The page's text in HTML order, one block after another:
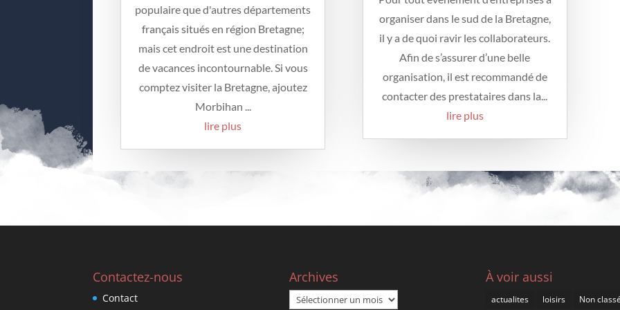
populaire que d'autres départements
français situés en région Bretagne;
mais cet endroit est une destination
de vacances incontournable. Si vous
comptez visiter la Bretagne, ajoutez
Morbihan ...
lire plus
organiser dans le sud de la Bretagne,
il y a de quoi ravir les collaborateurs.
Afin de s’assurer d’une belle
organisation, il est recommandé de
contacter des prestataires dans la...
lire plus
Contactez-nous
Contact
Archives
Archives
À voir aussi
actualites loisirs Non